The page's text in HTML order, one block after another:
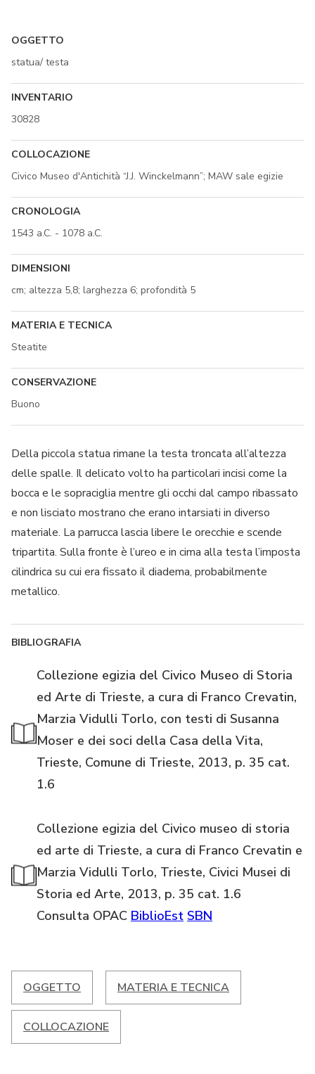
OGGETTO
statua/ testa
INVENTARIO
30828
COLLOCAZIONE
Civico Museo d'Antichità “J.J. Winckelmann”; MAW sale egizie
CRONOLOGIA
1543 a.C. - 1078 a.C.
DIMENSIONI
cm; altezza 5,8; larghezza 6; profondità 5
MATERIA E TECNICA
Steatite
CONSERVAZIONE
Buono
Della piccola statua rimane la testa troncata all’altezza
delle spalle. Il delicato volto ha particolari incisi come la
bocca e le sopraciglia mentre gli occhi dal campo ribassato
e non lisciato mostrano che erano intarsiati in diverso
materiale. La parrucca lascia libere le orecchie e scende
tripartita. Sulla fronte è l’ureo e in cima alla testa l’imposta
cilindrica su cui era fissato il diadema, probabilmente
metallico.
BIBLIOGRAFIA
Collezione egizia del Civico Museo di Storia
ed Arte di Trieste, a cura di Franco Crevatin,
Marzia Vidulli Torlo, con testi di Susanna
Moser e dei soci della Casa della Vita,
Trieste, Comune di Trieste, 2013, p. 35 cat.
1.6
Collezione egizia del Civico museo di storia
ed arte di Trieste, a cura di Franco Crevatin e
Marzia Vidulli Torlo, Trieste, Civici Musei di
Storia ed Arte, 2013, p. 35 cat. 1.6
Consulta OPAC BiblioEst SBN
OGGETTO MATERIA E TECNICA
COLLOCAZIONE